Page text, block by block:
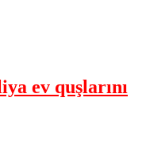
ev quşlarını